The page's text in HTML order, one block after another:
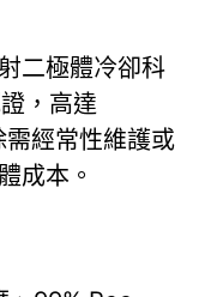
二極體冷卻科
，高達
經常性維護或
成本。